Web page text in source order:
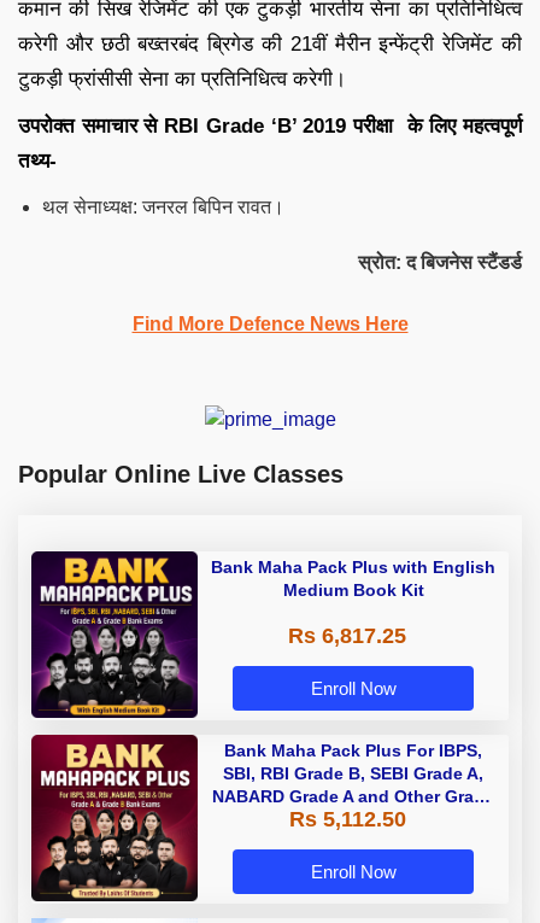
कमान की सिख रेजिमेंट की एक टुकड़ी भारतीय सेना का प्रतिनिधित्व
करेगी और छठी बख्तरबंद ब्रिगेड की 21वीं मैरीन इन्फेंट्री रेजिमेंट की
टुकड़ी फ्रांसीसी सेना का प्रतिनिधित्व करेगी ।
उपरोक्त समाचार से RBI Grade ‘B’ 2019 परीक्षा के लिए महत्वपूर्ण
तथ्य-
थल सेनाध्यक्ष: जनरल बिपिन रावत।
स्रोत: द बिजनेस स्टैंडर्ड
Find More Defence News Here
Popular Online Live Classes
Bank Maha Pack Plus with English
Medium Book Kit
Rs 6,817.25
Enroll Now
Bank Maha Pack Plus For IBPS,
SBI, RBI Grade B, SEBI Grade A,
NABARD Grade A and Other Grade
A & Grade B Bank Exams
Rs 5,112.50
Enroll Now